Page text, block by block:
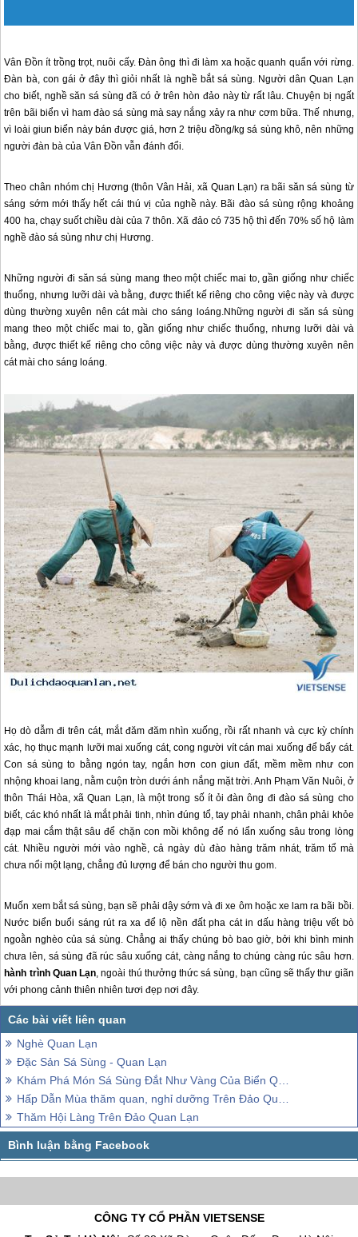
Vân Đồn ít trồng trọt, nuôi cấy. Đàn ông thì đi làm xa hoặc quanh quẩn với rừng.
Đàn bà, con gái ở đây thì giỏi nhất là nghề bắt sá sùng. Người dânQuan Lạn
cho biết, nghề săn sá sùng đã có ở trên hòn đảo này từ rất lâu. Chuyện bị ngất
trên bãi biển vì ham đào sá sùng mà say nắng xảy ra như cơm bữa. Thế nhưng,
vì loài giun biển này bán được giá, hơn 2 triệu đồng/kg sá sùng khô, nên những
người đàn bà của Vân Đồn vẫn đánh đổi.
Theo chân nhóm chị Hương (thôn Vân Hải, xã Quan Lạn) ra bãi săn sá sùng từ
sáng sớm mới thấy hết cái thú vị của nghề này. Bãi đào sá sùng rộng khoảng
400 ha, chạy suốt chiều dài của 7 thôn. Xã đảo có 735 hộ thì đến 70% số hộ làm
nghề đào sá sùng như chị Hương.
Những người đi săn sá sùng mang theo một chiếc mai to, gần giống như chiếc
thuổng, nhưng lưỡi dài và bằng, được thiết kế riêng cho công việc này và được
dùng thường xuyên nên cát mài cho sáng loáng.Những người đi săn sá sùng
mang theo một chiếc mai to, gần giống như chiếc thuổng, nhưng lưỡi dài và
bằng, được thiết kế riêng cho công việc này và được dùng thường xuyên nên
cát mài cho sáng loáng.
Họ dò dẫm đi trên cát, mắt đăm đăm nhìn xuống, rồi rất nhanh và cực kỳ chính
xác, họ thục mạnh lưỡi mai xuống cát, cong người vít cán mai xuống để bẩy cát.
Con sá sùng to bằng ngón tay, ngắn hơn con giun đất, mềm mềm như con
nhộng khoai lang, nằm cuộn tròn dưới ánh nắng mặt trời. Anh Phạm Văn Nuôi, ở
thôn Thái Hòa, xãQuan Lạn , là một trong số ít ỏi đàn ông đi đào sá sùng cho
biết, các khó nhất là mắt phải tinh, nhìn đúng tổ, tay phải nhanh, chân phải khỏe
đạp mai cắm thật sâu để chặn con mồi không để nó lẩn xuống sâu trong lòng
cát. Nhiều người mới vào nghề, cả ngày dù đào hàng trăm nhát, trăm tổ mà
chưa nổi một lạng, chẳng đủ lượng để bán cho người thu gom.
Muốn xem bắt sá sùng, bạn sẽ phải dậy sớm và đi xe ôm hoặc xe lam ra bãi bồi.
Nước biển buổi sáng rút ra xa để lộ nền đất pha cát in dấu hàng triệu vết bò
ngoằn nghèo của sá sùng. Chẳng ai thấy chúng bò bao giờ, bởi khi bình minh
chưa lên, sá sùng đã rúc sâu xuống cát, càng nắng to chúng càng rúc sâu hơn.
hành trình Quan Lạn , ngoài thú thưởng thức sá sùng, bạn cũng sẽ thấy thư giãn
với phong cảnh thiên nhiên tươi đẹp nơi đây.
Nghè Quan Lạn
Đặc Sản Sá Sùng - Quan Lạn
Khám Phá Món Sá Sùng Đắt Như Vàng Của Biển Quan Lạn
Hấp Dẫn Mùa thăm quan, nghỉ dưỡng Trên Đảo Quan Lạn
Thăm Hội Làng Trên Đảo Quan Lạn
CÔNG TY CỔ PHẦN VIETSENSE